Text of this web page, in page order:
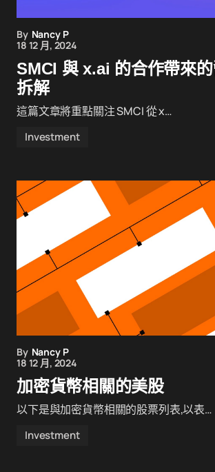
By Nancy P
18 12 月, 2024
SMCI 與 x.ai 的合作帶來
拆解
這篇文章將重點關注 SMCI 從 x…
Investment
By Nancy P
18 12 月, 2024
加密貨幣相關的美股
以下是與加密貨幣相關的股票列表,以表…
Investment